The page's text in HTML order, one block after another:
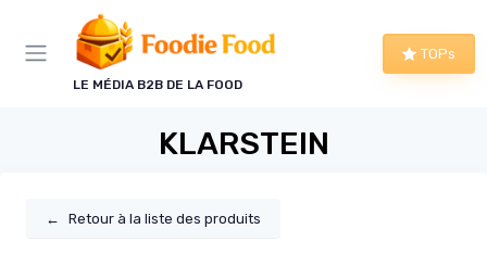
LE MÉDIA B2B DE LA FOOD
TOPs
KLARSTEIN
← Retour à la liste des produits
Panneau de gestion des cookies